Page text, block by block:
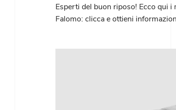
Esperti del buon riposo! Ecco qui
Falomo: clicca e ottieni